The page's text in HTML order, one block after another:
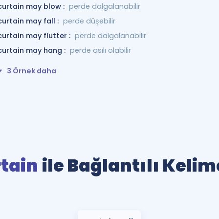
may blow : perde dalgalanabilir
may fall : perde düşebilir
may flutter : perde dalgalanabilir
may hang : perde asılı olabilir
3 Örnek daha
ile Bağlantılı